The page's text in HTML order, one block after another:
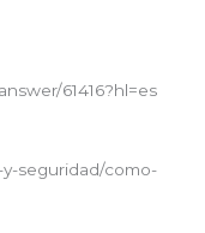
61416?hl=es
seguridad/como-